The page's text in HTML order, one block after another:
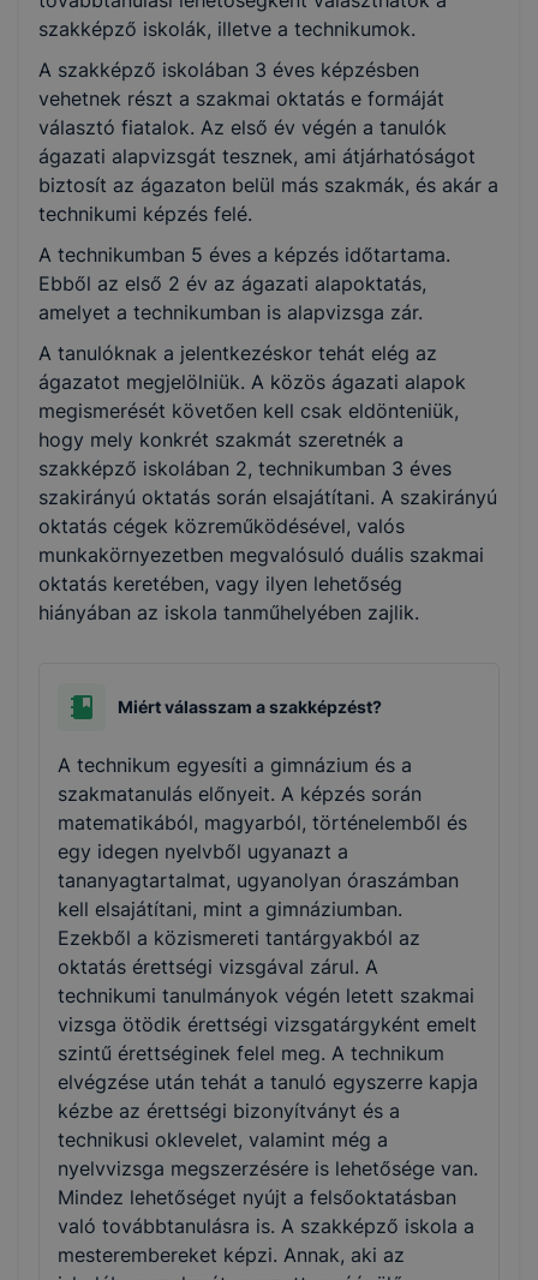
szakképző iskolák, illetve a technikumok.
A szakképző iskolában 3 éves képzésben
vehetnek részt a szakmai oktatás e formáját
választó fiatalok. Az első év végén a tanulók
ágazati alapvizsgát tesznek, ami átjárhatóságot
biztosít az ágazaton belül más szakmák, és akár a
technikumi képzés felé.
A technikumban 5 éves a képzés időtartama.
Ebből az első 2 év az ágazati alapoktatás,
amelyet a technikumban is alapvizsga zár.
A tanulóknak a jelentkezéskor tehát elég az
ágazatot megjelölniük. A közös ágazati alapok
megismerését követően kell csak eldönteniük,
hogy mely konkrét szakmát szeretnék a
szakképző iskolában 2, technikumban 3 éves
szakirányú oktatás során elsajátítani. A szakirányú
oktatás cégek közreműködésével, valós
munkakörnyezetben megvalósuló duális szakmai
oktatás keretében, vagy ilyen lehetőség
hiányában az iskola tanműhelyében zajlik.
Miért válasszam a szakképzést?
A technikum egyesíti a gimnázium és a
szakmatanulás előnyeit. A képzés során
matematikából, magyarból, történelemből és
egy idegen nyelvből ugyanazt a
tananyagtartalmat, ugyanolyan óraszámban
kell elsajátítani, mint a gimnáziumban.
Ezekből a közismereti tantárgyakból az
oktatás érettségi vizsgával zárul. A
technikumi tanulmányok végén letett szakmai
vizsga ötödik érettségi vizsgatárgyként emelt
szintű érettséginek felel meg. A technikum
elvégzése után tehát a tanuló egyszerre kapja
kézbe az érettségi bizonyítványt és a
technikusi oklevelet, valamint még a
nyelvvizsga megszerzésére is lehetősége van.
Mindez lehetőséget nyújt a felsőoktatásban
való továbbtanulásra is. A szakképző iskola a
mesterembereket képzi. Annak, aki az